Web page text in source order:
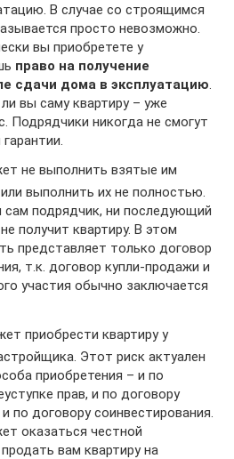
В случае со строящимся
просто невозможно.
вы приобретете у
право на получение
сдачи дома в эксплуатацию
вы саму квартиру – уже
Подрядчики никогда не смогут
не выполнить взятые им
выполнить их не полностью.
сам подрядчик, ни последующий
получит квартиру. В этом
представляет только договор
т.к. договор купли-продажи и
участия обычно заключается
приобрести квартиру у
Этот риск актуален
приобретения – и по
прав, и по договору
по договору соинвестирования.
оказаться честной
вам квартиру на